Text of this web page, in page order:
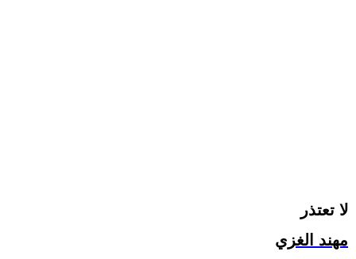
لا تعتذر
مهند الغزي